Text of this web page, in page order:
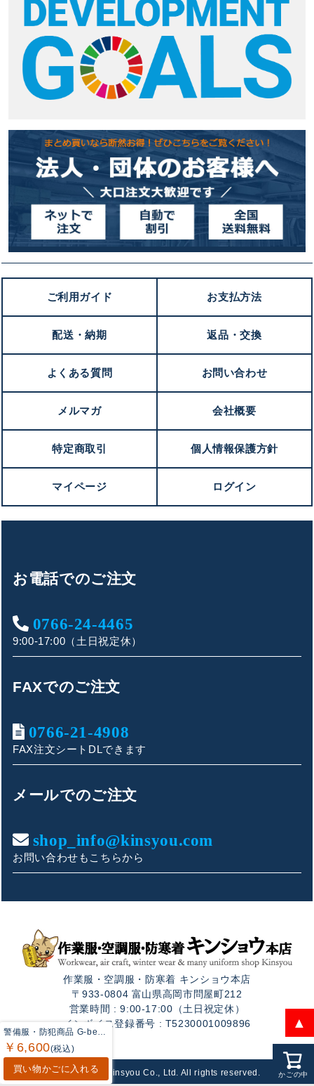
キンショウお問い合わせサポート
こんにちは！
お買い物やお問い合わせ相談のサポートをさせていただい
ご質問内容をお選びください。
🦺 購入前によくあるご質問
🛒 購入後によくあるご質問
❓ その他のご質問
ご利用ガイド お支払方法
配送・納期 返品・交換
よくある質問 お問い合わせ
メルマガ 会社概要
特定商取引 個人情報保護方針
マイページ ログイン
お電話でのご注文
0766-24-4465
9:00-17:00（土日祝定休）
FAXでのご注文
0766-21-4908
FAX注文シートDLできます
メールでのご注文
shop_info@kinsyou.com
お問い合わせもこちらから
作業服・空調服・防寒着 キンショウ本店
〒933-0804 富山県高岡市問屋町212
営業時間 : 9:00-17:00（土日祝定休）
インボイス登録番号 : T5230001009896
Copyright © Kinsyou Co., Ltd. All rights reserved.
▲
かごの中
警備服・防犯商品 G-best GA0715 長袖ポロシャツ S-6L 春夏用
￥6,600(税込)
買い物かごに入れる